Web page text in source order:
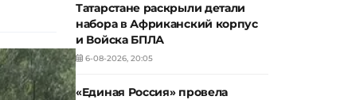
Татарстане раскрыли детали
набора в Африканский корпус
и Войска БПЛА
6-08-2026, 20:05
«Единая Россия» провела